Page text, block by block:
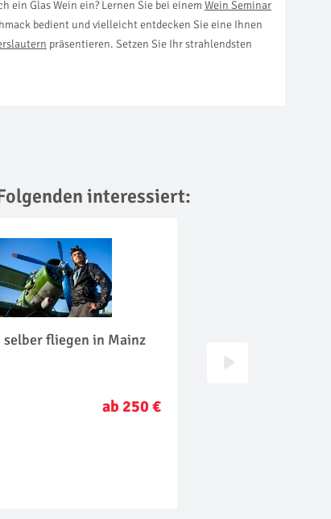
ein Glas Wein ein? Lernen Sie bei einem Wein Seminar
bedient und vielleicht entdecken Sie eine Ihnen
präsentieren. Setzen Sie Ihr strahlendsten
interessiert:
selber fliegen in Mainz
ab 250 €